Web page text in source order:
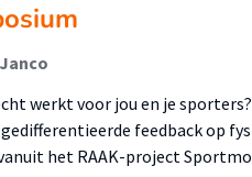
werkt voor jou en je
feedback op
het RAAK-project